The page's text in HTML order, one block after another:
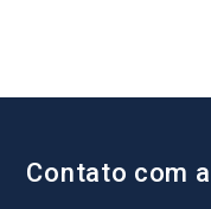
Contato com